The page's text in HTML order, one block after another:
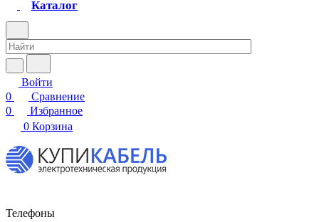
Каталог
Войти
0
Сравнение
0
Избранное
0 Корзина
Телефоны